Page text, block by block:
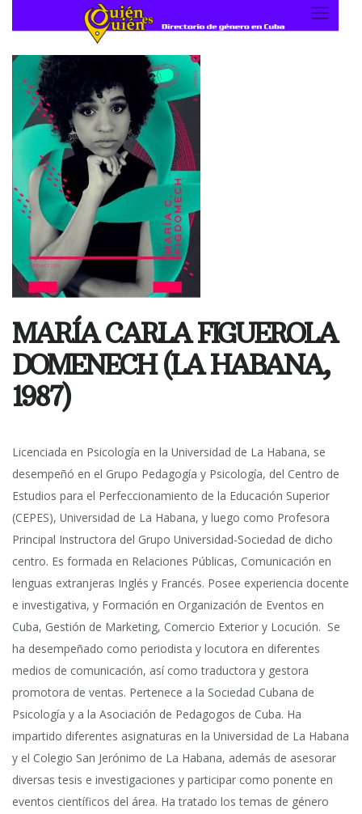
content
MARÍA CARLA FIGUEROLA
DOMENECH (LA HABANA,
1987)
Licenciada en Psicología en la Universidad de La Habana, se
desempeñó en el Grupo Pedagogía y Psicología, del Centro de
Estudios para el Perfeccionamiento de la Educación Superior
(CEPES), Universidad de La Habana, y luego como Profesora
Principal Instructora del Grupo Universidad-Sociedad de dicho
centro. Es formada en Relaciones Públicas, Comunicación en
lenguas extranjeras Inglés y Francés. Posee experiencia docente
e investigativa, y Formación en Organización de Eventos en
Cuba, Gestión de Marketing, Comercio Exterior y Locución. Se
ha desempeñado como periodista y locutora en diferentes
medios de comunicación, así como traductora y gestora
promotora de ventas. Pertenece a la Sociedad Cubana de
Psicología y a la Asociación de Pedagogos de Cuba. Ha
impartido diferentes asignaturas en la Universidad de La Habana
y el Colegio San Jerónimo de La Habana, además de asesorar
diversas tesis e investigaciones y participar como ponente en
eventos científicos del área. Ha tratado los temas de género